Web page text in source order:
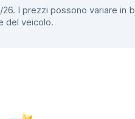
I prezzi possono variare in
del veicolo.